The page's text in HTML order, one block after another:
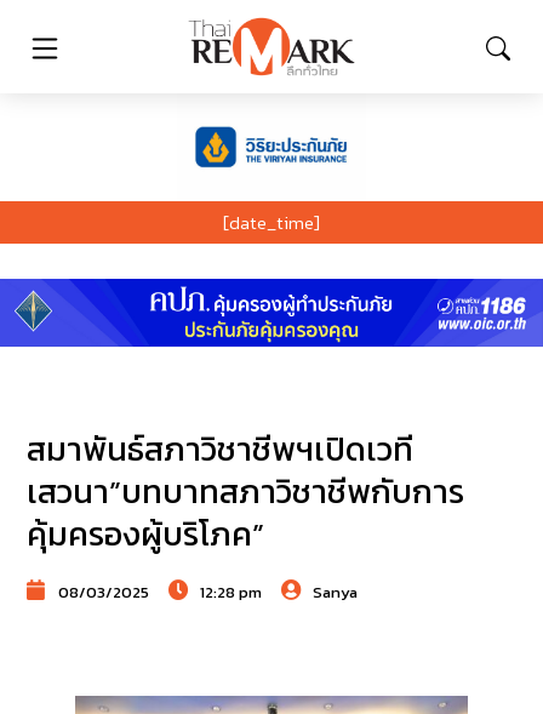
[date_time]
สมาพันธ์สภาวิชาชีพฯเปิดเวที
เสวนา”บทบาทสภาวิชาชีพกับการ
คุ้มครองผู้บริโภค”
08/03/2025 12:28 pm Sanya